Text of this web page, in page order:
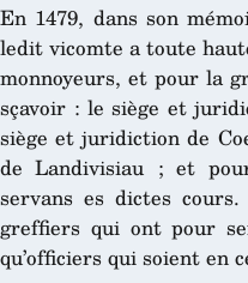
En 1479, dans son
ledit vicomte a toute
monnoyeurs, et pour la
sçavoir : le siège et
siège et juridiction de
de Landivisiau ; et
servans es dictes
greffiers qui ont pour
qu’officiers qui soient en